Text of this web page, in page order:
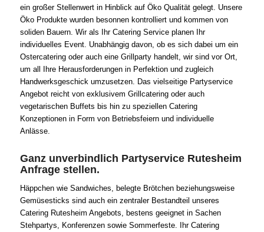
ein großer Stellenwert in Hinblick auf Öko Qualität gelegt. Unsere
Öko Produkte wurden besonnen kontrolliert und kommen von
soliden Bauern. Wir als Ihr Catering Service planen Ihr
individuelles Event. Unabhängig davon, ob es sich dabei um ein
Ostercatering oder auch eine Grillparty handelt, wir sind vor Ort,
um all Ihre Herausforderungen in Perfektion und zugleich
Handwerksgeschick umzusetzen. Das vielseitige Partyservice
Angebot reicht von exklusivem Grillcatering oder auch
vegetarischen Buffets bis hin zu speziellen Catering
Konzeptionen in Form von Betriebsfeiern und individuelle
Anlässe.
Ganz unverbindlich Partyservice Rutesheim
Anfrage stellen.
Häppchen wie Sandwiches, belegte Brötchen beziehungsweise
Gemüsesticks sind auch ein zentraler Bestandteil unseres
Catering Rutesheim Angebots, bestens geeignet in Sachen
Stehpartys, Konferenzen sowie Sommerfeste. Ihr Catering